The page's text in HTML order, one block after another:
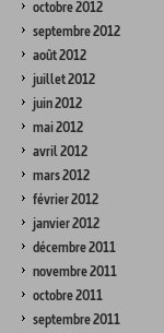
octobre 2012
septembre 2012
août 2012
juillet 2012
juin 2012
mai 2012
avril 2012
mars 2012
février 2012
janvier 2012
décembre 2011
novembre 2011
octobre 2011
septembre 2011